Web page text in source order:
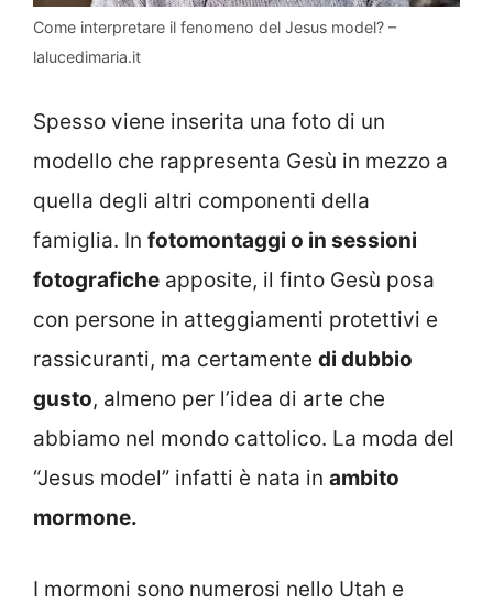
Come interpretare il fenomeno del Jesus model? –
lalucedimaria.it
Spesso viene inserita una foto di un
modello che rappresenta Gesù in mezzo a
quella degli altri componenti della
famiglia. In fotomontaggi o in sessioni
fotografiche apposite, il finto Gesù posa
con persone in atteggiamenti protettivi e
rassicuranti, ma certamente di dubbio
gusto, almeno per l’idea di arte che
abbiamo nel mondo cattolico. La moda del
“Jesus model” infatti è nata in ambito
mormone.
I mormoni sono numerosi nello Utah e